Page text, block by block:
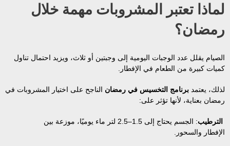
لماذا تعتبر المشروبات مهمة خلال
رمضان؟
الصيام يقلل عدد الوجبات اليومية إلى وجبتين أو ثلاث، ويزيد احتمال تناول
كميات كبيرة من الطعام في الإفطار.
لذلك، يعتمد برنامج التخسيس في رمضان الناجح على اختيار المشروبات في
رمضان بعناية، لأنها تؤثر على:
الترطيب
: الجسم يحتاج إلى 1.5–2.5 لتر ماء يوميًا، موزعة بين
الإفطار والسحور.